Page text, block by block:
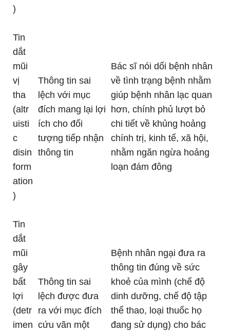
)
Tin
dắt
mũi
vị
tha
(altr
uisti
c
disin
form
ation
)
Thông tin sai
lệch với mục
đích mang lại lợi
ích cho đối
tượng tiếp nhận
thông tin
Bác sĩ nói dối bệnh nhân
về tình trạng bệnh nhằm
giúp bệnh nhân lạc quan
hơn, chính phủ lượt bỏ
chi tiết về khủng hoảng
chính trị, kinh tế, xã hội,
nhằm ngăn ngừa hoảng
loạn đám đông
Tin
dắt
mũi
gây
bất
lợi
(detr
imen
Thông tin sai
lệch được đưa
ra với mục đích
cứu vãn một
Bệnh nhân ngại đưa ra
thông tin đúng về sức
khoẻ của mình (chế độ
dinh dưỡng, chế độ tập
thể thao, loại thuốc họ
đang sử dụng) cho bác